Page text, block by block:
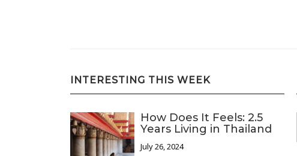
INTERESTING THIS WEEK
How Does It Feels: 2.5
Years Living in Thailand
July 26, 2024